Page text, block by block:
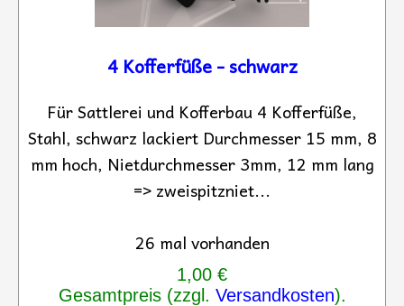
4 Kofferfüße - schwarz
Für Sattlerei und Kofferbau 4 Kofferfüße,
Stahl, schwarz lackiert Durchmesser 15 mm, 8
mm hoch, Nietdurchmesser 3mm, 12 mm lang
=> zweispitzniet...
26 mal vorhanden
1,00 €
Gesamtpreis (zzgl. Versandkosten).